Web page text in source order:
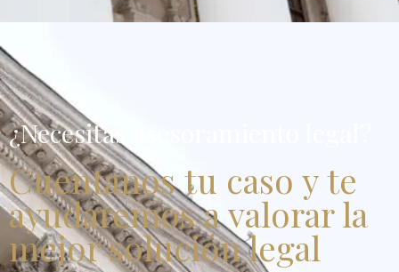
¿Necesitas asesoramiento legal?
Cuentanos tu caso y te
ayudaremos a valorar la
mejor solución legal